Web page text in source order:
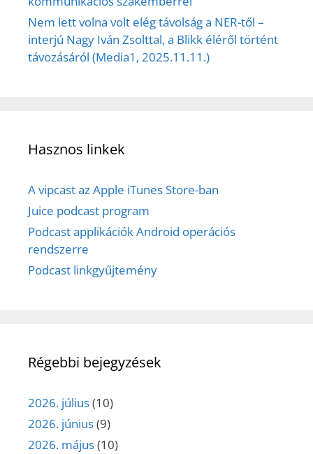
Nem lett volna volt elég távolság a NER-től –
interjú Nagy Iván Zsolttal, a Blikk éléről történt
távozásáról (Media1, 2025.11.11.)
Hasznos linkek
A vipcast az Apple iTunes Store-ban
Juice podcast program
Podcast applikációk Android operációs
rendszerre
Podcast linkgyűjtemény
Régebbi bejegyzések
2026. július(10)
2026. június(9)
2026. május(10)